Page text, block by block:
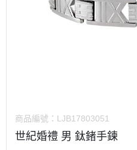
商品編號： LJB17803051
世紀婚禮 男 鈦鍺手鍊